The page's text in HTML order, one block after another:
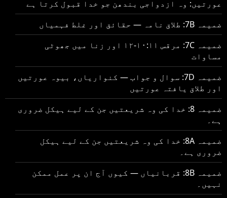
عورتیں: وہ ازدواجی بندھن جو خدا قبول کرتا ہے
ضمیمہ 7B: طلاق نامہ — حقائق اور غلط فہمیاں
ضمیمہ 7C: مرقس ۱۰:۱۱-۱۲ اور زنا میں جھوٹی
مساوات
ضمیمہ 7D: سوال و جواب — کنواریاں، بیوہ عورتیں
اور طلاق یافتہ عورتیں
ضمیمہ 8: خدا کی وہ شریعتیں جن کے لیے ہیکل ضروری
ہے۔
ضمیمہ 8A: خدا کی وہ شریعتیں جن کے لیے ہیکل
ضروری ہے۔
ضمیمہ 8B: قربانیاں — کیوں آج ان پر عمل ممکن
نہیں۔